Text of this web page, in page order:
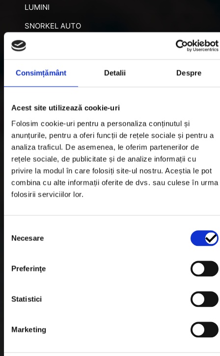
Consimțământ Detalii Despre
Acest site utilizează cookie-uri
Folosim cookie-uri pentru a personaliza conținutul și
anunțurile, pentru a oferi funcții de rețele sociale și pentru a
analiza traficul. De asemenea, le oferim partenerilor de
rețele sociale, de publicitate și de analize informații cu
privire la modul în care folosiți site-ul nostru. Aceștia le pot
combina cu alte informații oferite de dvs. sau culese în urma
folosirii serviciilor lor.
consimțământului
Necesare
Preferinţe
Statistici
Marketing
LUMINI
SNORKEL AUTO
ACCESORII RECUPERARE
Informatii utile
Informatii Livrare
Garantie si Retur
Politica de Cookies
Plata in Rate
Link-uri rapide